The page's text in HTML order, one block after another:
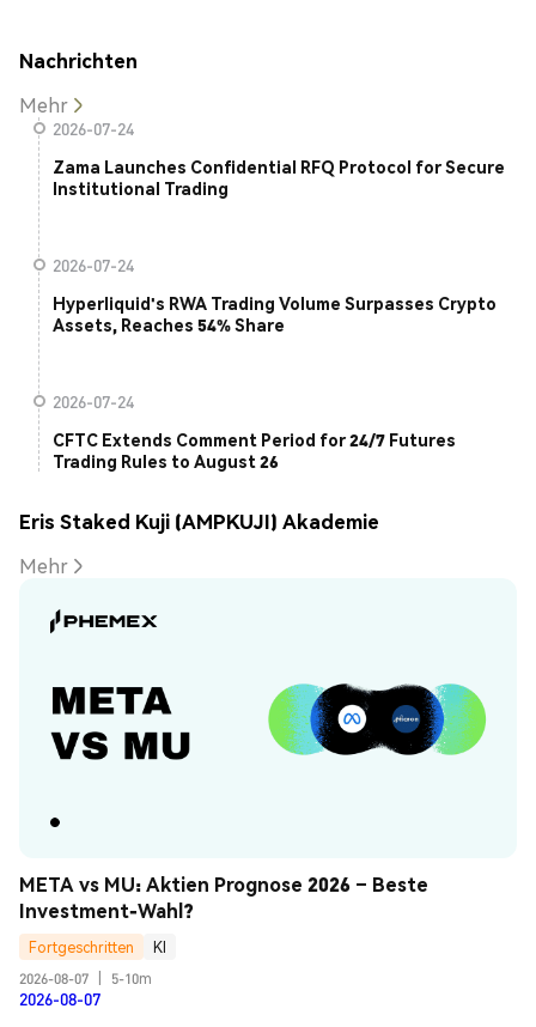
Nachrichten
Mehr
2026-07-24
Zama Launches Confidential RFQ Protocol for Secure
Institutional Trading
2026-07-24
Hyperliquid's RWA Trading Volume Surpasses Crypto
Assets, Reaches 54% Share
2026-07-24
CFTC Extends Comment Period for 24/7 Futures
Trading Rules to August 26
Eris Staked Kuji (AMPKUJI) Akademie
Mehr
META vs MU: Aktien Prognose 2026 – Beste
Investment-Wahl?
Fortgeschritten
KI
2026-08-07
5-10m
2026-08-07